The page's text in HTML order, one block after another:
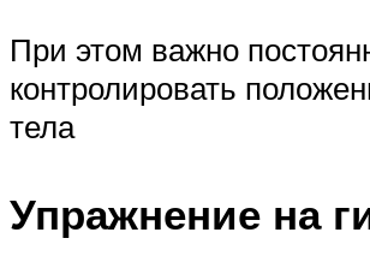
При этом важно
контролировать
тела
Упражнение на